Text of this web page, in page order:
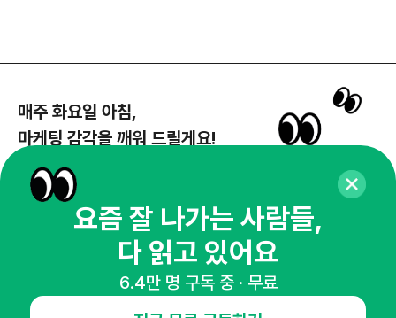
매주 화요일 아침,
마케팅 감각을 깨워 드릴게요!
뉴스레터 구독하기
요즘 잘 나가는 사람들,
다 읽고 있어요
6.4만 명 구독 중 · 무료